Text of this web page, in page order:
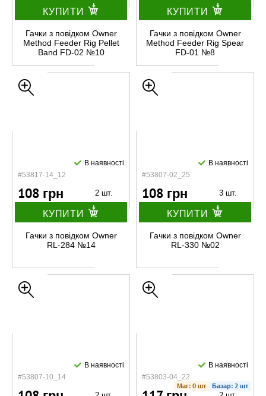
КУПИТИ
Гачки з повідком Owner
Method Feeder Rig Pellet
Band FD-02 №10
КУПИТИ
Гачки з повідком Owner
Method Feeder Rig Spear
FD-01 №8
#53817-14_12
В наявності
108 грн 2 шт.
КУПИТИ
Гачки з повідком Owner
RL-284 №14
#53807-02_25
В наявності
108 грн 3 шт.
КУПИТИ
Гачки з повідком Owner
RL-330 №02
#53807-10_14
В наявності
#53803-04_22
В наявності
Маг: 0 шт Базар: 2 шт